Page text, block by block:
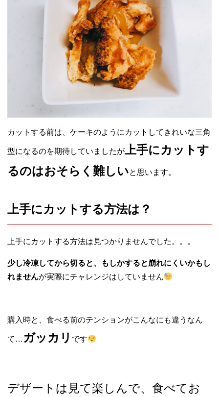
カットする前は、ケーキのようにカットしてきれいな三角
型になるのを期待していましたが上手にカットす
るのはおそらく難しいと思います。
上手にカットする方法は？
上手にカットする方法は見つかりませんでした。。。
少し冷凍してから切ると、もしかすると崩れにくいかもし
れませんが実際にチャレンジはしていません
購入時と、食べる前のテンションがこんなにも違うなん
て… ガッカリ です
デザートは見て楽しんで、食べてお